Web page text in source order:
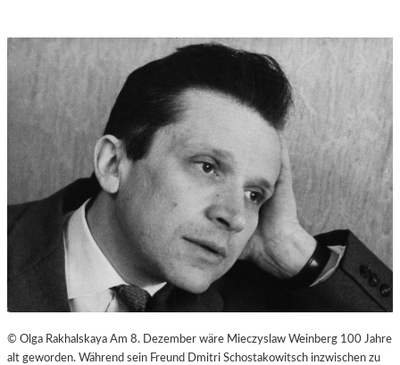
© Olga Rakhalskaya Am 8. Dezember wäre Mieczyslaw Weinberg 100 Jahre
alt geworden. Während sein Freund Dmitri Schostakowitsch inzwischen zu